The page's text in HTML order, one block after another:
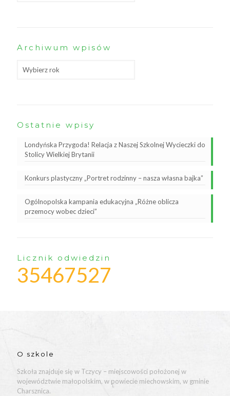
Archiwum wpisów
Ostatnie wpisy
Londyńska Przygoda! Relacja z Naszej Szkolnej Wycieczki do
Stolicy Wielkiej Brytanii
Konkurs plastyczny „Portret rodzinny – nasza własna bajka”
Ogólnopolska kampania edukacyjna „Różne oblicza
przemocy wobec dzieci”
Licznik odwiedzin
35467527
O szkole
Szkoła znajduje się w Tczycy – miejscowości położonej w
województwie małopolskim, w powiecie miechowskim, w gminie
Charsznica.